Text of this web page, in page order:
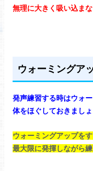
無理に大きく吸い込ま
ウォーミングア
発声練習する時はウォ
体をほぐしておきましょ
ウォーミングアップを
最大限に発揮しながら練